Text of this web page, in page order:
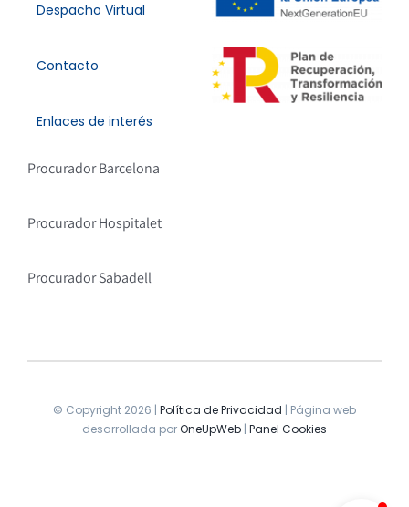
Despacho Virtual
Contacto
Enlaces de interés
Procurador Barcelona
Procurador Hospitalet
Procurador Sabadell
© Copyright 2026 | Política de Privacidad | Página web
desarrollada porOneUpWeb Panel Cookies